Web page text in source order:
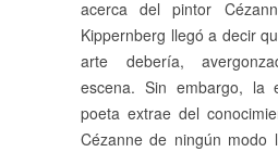
acerca del pintor
Kippernberg llegó a decir
arte debería,
escena. Sin embargo, la
poeta extrae del
Cézanne de ningún modo